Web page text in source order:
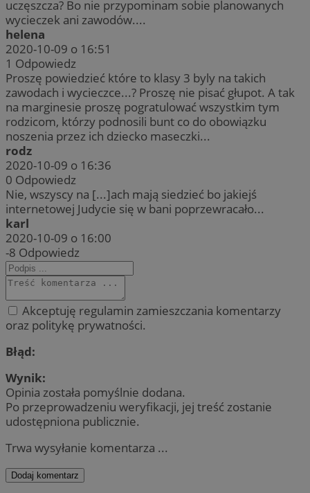
uczęszcza? Bo nie przypominam sobie planowanych
wycieczek ani zawodów....
helena
2020-10-09 o 16:51
1 Odpowiedz
Proszę powiedzieć które to klasy 3 byly na takich
zawodach i wycieczce...? Proszę nie pisać głupot. A tak
na marginesie proszę pogratulować wszystkim tym
rodzicom, którzy podnosili bunt co do obowiązku
noszenia przez ich dziecko maseczki...
rodz
2020-10-09 o 16:36
0 Odpowiedz
Nie, wszyscy na [...]ach mają siedzieć bo jakiejś
internetowej Judycie się w bani poprzewracało...
karl
2020-10-09 o 16:00
-8 Odpowiedz
Akceptuję regulamin zamieszczania komentarzy
oraz politykę prywatności.
Błąd:
Wynik:
Opinia została pomyślnie dodana.
Po przeprowadzeniu weryfikacji, jej treść zostanie
udostępniona publicznie.
Trwa wysyłanie komentarza ...
Dodaj komentarz